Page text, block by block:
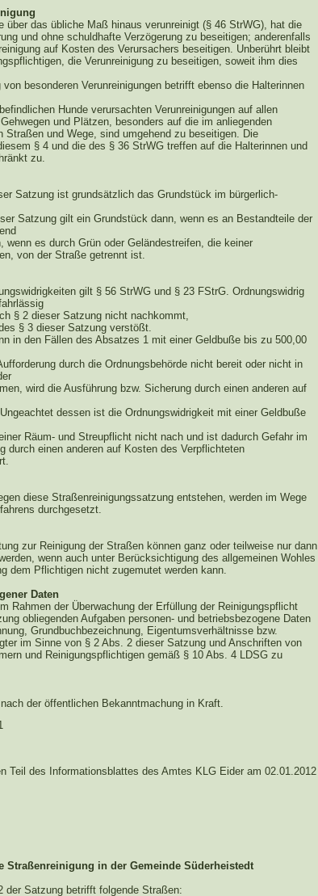
über das übliche Maß hinaus verunreinigt (§ 46 StrWG), hat die
und ohne schuldhafte Verzögerung zu beseitigen; anderenfalls
auf Kosten des Verursachers beseitigen. Unberührt bleibt
die Verunreinigung zu beseitigen, soweit ihm dies
besonderen Verunreinigungen betrifft ebenso die Halterinnen
Hunde verursachten Verunreinigungen auf allen
und Plätzen, besonders auf die im anliegenden
Straßen und Wege, sind umgehend zu beseitigen. Die
§ 4 und die des § 36 StrWG treffen auf die Halterinnen und
zu.
Satzung ist grundsätzlich das Grundstück im bürgerlich-
Satzung gilt ein Grundstück dann, wenn es an Bestandteile der
wenn es durch Grün oder Geländestreifen, die keiner
von der Straße getrennt ist.
gilt § 56 StrWG und § 23 FStrG. Ordnungswidrig
§ 2 dieser Satzung nicht nachkommt,
§ 3 dieser Satzung verstößt.
in den Fällen des Absatzes 1 mit einer Geldbuße bis zu 500,00
durch die Ordnungsbehörde nicht bereit oder nicht in
wird die Ausführung bzw. Sicherung durch einen anderen auf
dessen ist die Ordnungswidrigkeit mit einer Geldbuße
Räum- und Streupflicht nicht nach und ist dadurch Gefahr im
durch einen anderen auf Kosten des Verpflichteten
diese Straßenreinigungssatzung entstehen, werden im Wege
durchgesetzt.
zur Reinigung der Straßen können ganz oder teilweise nur dann
wenn auch unter Berücksichtigung des allgemeinen Wohles
dem Pflichtigen nicht zugemutet werden kann.
Daten
Rahmen der Überwachung der Erfüllung der Reinigungspflicht
obliegenden Aufgaben personen- und betriebsbezogene Daten
Grundbuchbezeichnung, Eigentumsverhältnisse bzw.
im Sinne von § 2 Abs. 2 dieser Satzung und Anschriften von
und Reinigungspflichtigen gemäß § 10 Abs. 4 LDSG zu
der öffentlichen Bekanntmachung in Kraft.
Teil des Informationsblattes des Amtes KLG Eider am 02.01.2012
Straßenreinigung in der Gemeinde Süderheistedt
der Satzung betrifft folgende Straßen: